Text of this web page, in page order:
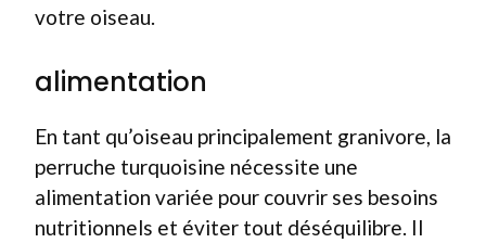
votre oiseau.
alimentation
En tant qu’oiseau principalement granivore, la
perruche turquoisine nécessite une
alimentation variée pour couvrir ses besoins
nutritionnels et éviter tout déséquilibre. Il